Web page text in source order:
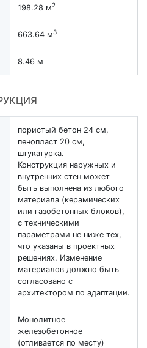
198.28 м2
663.64 м3
8.46 м
пористый бетон 24 см,
пенопласт 20 см,
штукатурка.
Конструкция наружных и
внутренних стен может
быть выполнена из любого
материала (керамических
или газобетонных блоков),
с техническими
параметрами не ниже тех,
что указаны в проектных
решениях. Изменение
материалов должно быть
согласовано с
архитектором по адаптации.
Монолитное
железобетонное
(отливается по месту)